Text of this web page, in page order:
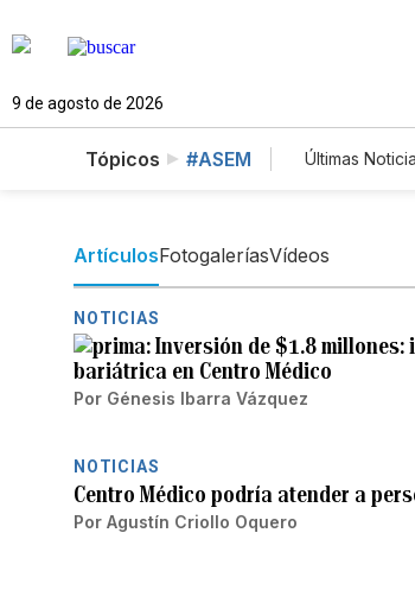
9 de agosto de 2026
Tópicos #ASEM Últimas
ArtículosFotogaleríasVídeos
NOTICIAS
Inversión de $1.8 millones:
bariátrica en Centro Médico
Por Génesis Ibarra Vázquez
NOTICIAS
Centro Médico podría atender a
Por Agustín Criollo Oquero